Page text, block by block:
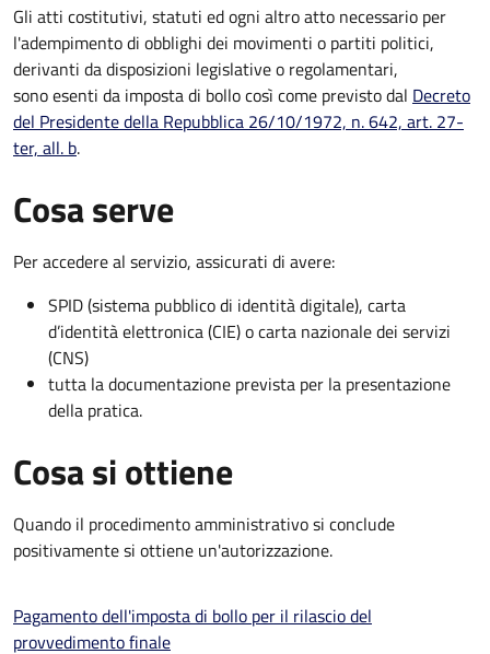
Gli atti costitutivi, statuti ed ogni altro atto necessario per
l'adempimento di obblighi dei movimenti o partiti politici,
derivanti da disposizioni legislative o regolamentari,
sonoesenti da imposta di bollocosì come previsto dal Decreto
del Presidente della Repubblica 26/10/1972, n. 642, art. 27-
ter, all. b.
Cosa serve
Per accedere al servizio, assicurati di avere:
SPID (sistema pubblico di identità digitale), carta
d’identità elettronica (CIE) o carta nazionale dei servizi
(CNS)
tutta la documentazione prevista per la presentazione
della pratica.
Cosa si ottiene
Quando il procedimento amministrativo si conclude
positivamente si ottiene un'autorizzazione.
Pagamento dell'imposta di bollo per il rilascio del
provvedimento finale